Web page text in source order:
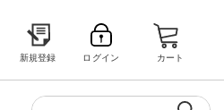
新規登録 ログイン カート